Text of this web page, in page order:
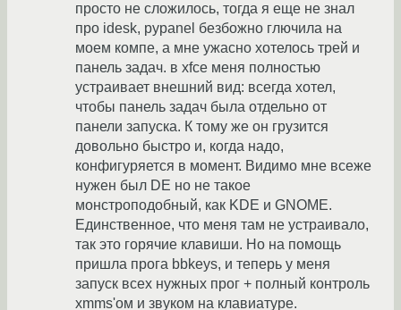
просто не сложилось, тогда я еще не знал
про idesk, pypanel безбожно глючила на
моем компе, а мне ужасно хотелось трей и
панель задач. в xfce меня полностью
устраивает внешний вид: всегда хотел,
чтобы панель задач была отдельно от
панели запуска. К тому же он грузится
довольно быстро и, когда надо,
конфигуряется в момент. Видимо мне всеже
нужен был DE но не такое
монстроподобный, как KDE и GNOME.
Единственное, что меня там не устраивало,
так это горячие клавиши. Но на помощь
пришла прога bbkeys, и теперь у меня
запуск всех нужных прог + полный контроль
xmms'ом и звуком на клавиатуре.